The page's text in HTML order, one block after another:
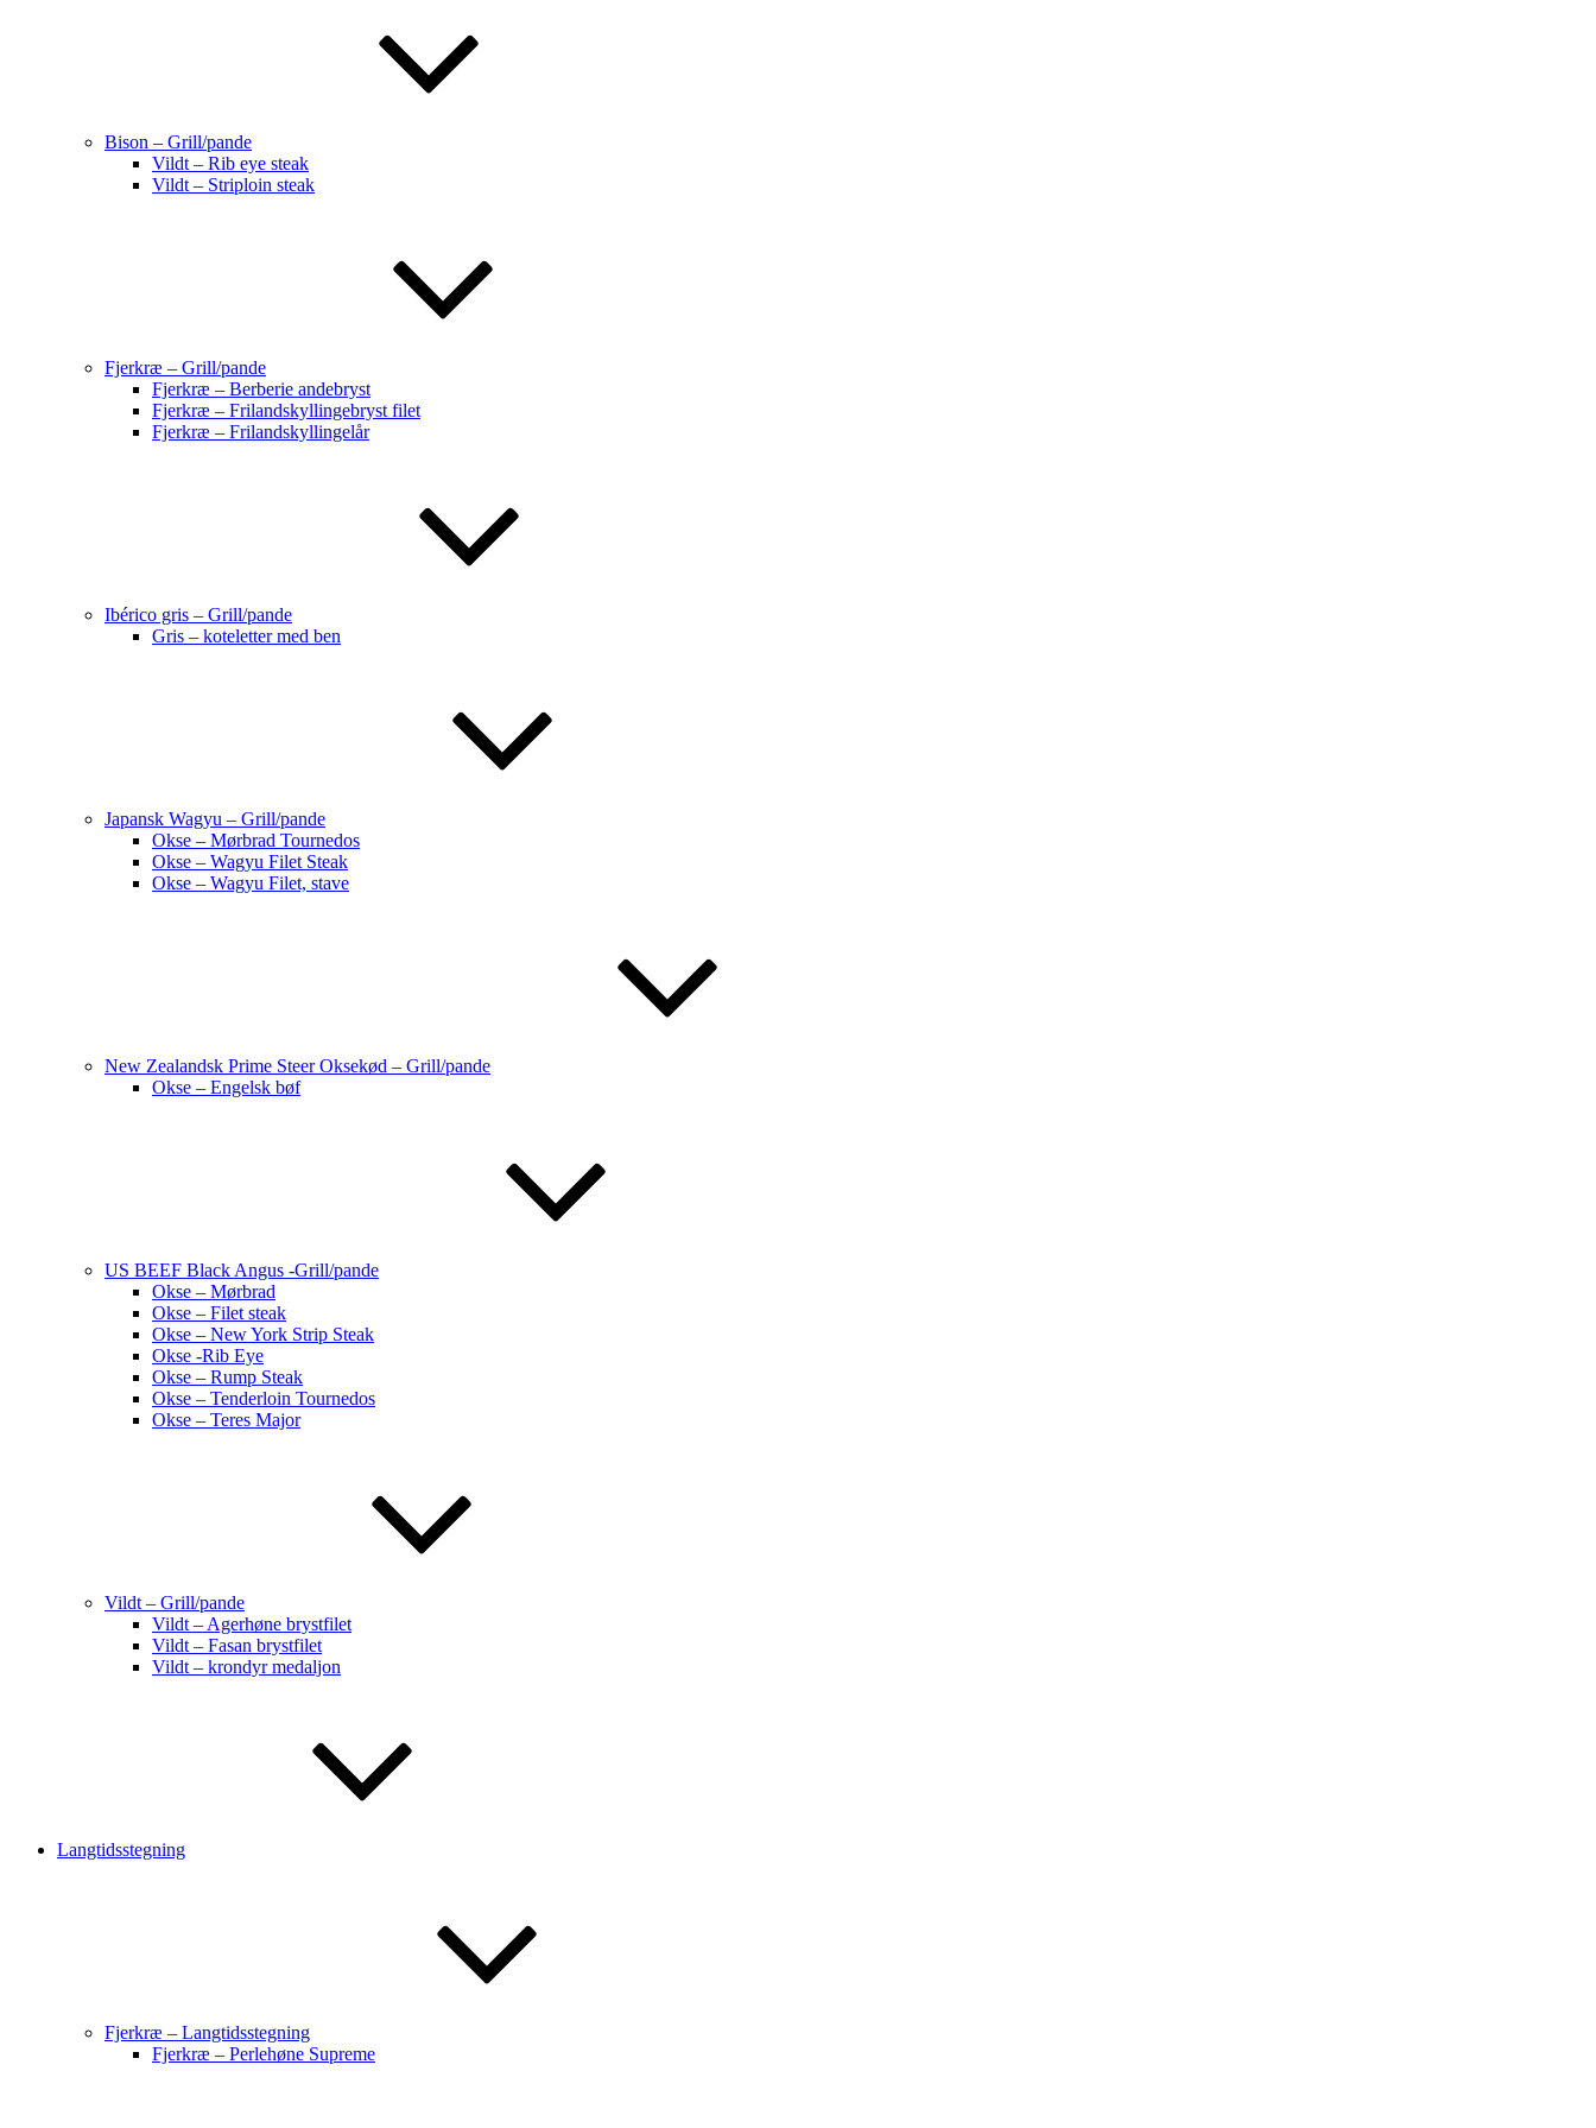
Bison – Grill/pande
Vildt – Rib eye steak
Vildt – Striploin steak
Fjerkræ – Grill/pande
Fjerkræ – Berberie andebryst
Fjerkræ – Frilandskyllingebryst filet
Fjerkræ – Frilandskyllingelår
Ibérico gris – Grill/pande
Gris – koteletter med ben
Japansk Wagyu – Grill/pande
Okse – Mørbrad Tournedos
Okse – Wagyu Filet Steak
Okse – Wagyu Filet, stave
New Zealandsk Prime Steer Oksekød – Grill/pande
Okse – Engelsk bøf
US BEEF Black Angus -Grill/pande
Okse – Mørbrad
Okse – Filet steak
Okse – New York Strip Steak
Okse -Rib Eye
Okse – Rump Steak
Okse – Tenderloin Tournedos
Okse – Teres Major
Vildt – Grill/pande
Vildt – Agerhøne brystfilet
Vildt – Fasan brystfilet
Vildt – krondyr medaljon
Langtidsstegning
Fjerkræ – Langtidsstegning
Fjerkræ – Perlehøne Supreme